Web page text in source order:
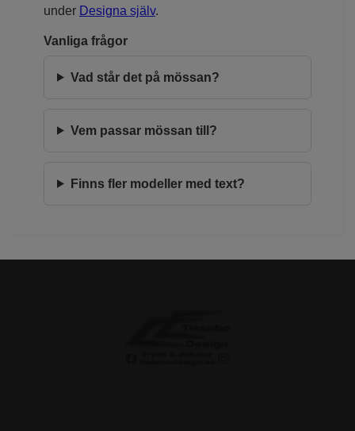
under Designa själv.
Vanliga frågor
Vad står det på mössan?
Vem passar mössan till?
Finns fler modeller med text?